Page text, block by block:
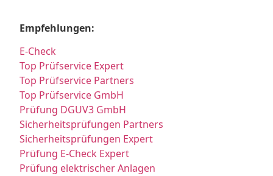
Empfehlungen:
E-Check
Top Prüfservice Expert
Top Prüfservice Partners
Top Prüfservice GmbH
Prüfung DGUV3 GmbH
Sicherheitsprüfungen Partners
Sicherheitsprüfungen Expert
Prüfung E-Check Expert
Prüfung elektrischer Anlagen